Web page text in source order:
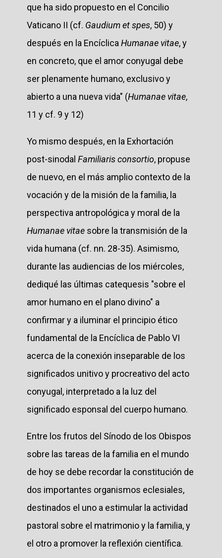
que ha sido propuesto en el Concilio
Vaticano II (cf. Gaudium et spes, 50) y
después en la Encíclica Humanae vitae, y
en concreto, que el amor conyugal debe
ser plenamente humano, exclusivo y
abierto a una nueva vida" (Humanae vitae,
11 y cf. 9 y 12)
Yo mismo después, en la Exhortación
post-sinodal Familiaris consortio, propuse
de nuevo, en el más amplio contexto de la
vocación y de la misión de la familia, la
perspectiva antropológica y moral de la
Humanae vitae sobre la transmisión de la
vida humana (cf. nn. 28-35). Asimismo,
durante las audiencias de los miércoles,
dediqué las últimas catequesis "sobre el
amor humano en el plano divino" a
confirmar y a iluminar el principio ético
fundamental de la Encíclica de Pablo VI
acerca de la conexión inseparable de los
significados unitivo y procreativo del acto
conyugal, interpretado a la luz del
significado esponsal del cuerpo humano.
Entre los frutos del Sínodo de los Obispos
sobre las tareas de la familia en el mundo
de hoy se debe recordar la constitución de
dos importantes organismos eclesiales,
destinados el uno a estimular la actividad
pastoral sobre el matrimonio y la familia, y
el otro a promover la reflexión científica.